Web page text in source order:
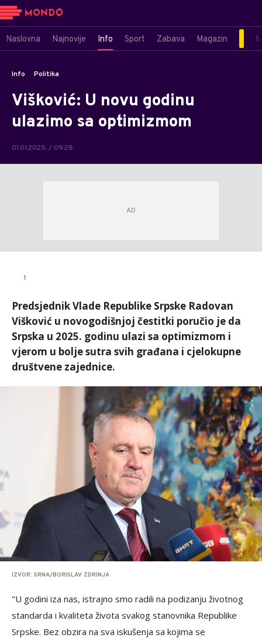
Naslovna Najnovije Info Sport Zabava Magazin
Info Politika
Višković: U novu godinu
ulazimo sa optimizmom
01.01.2025. / 09:28
AUTOR
1
Predsjednik Vlade Republike Srpske Radovan
Višković u novogodišnjoj čestitki poručio je da
Srpska u 2025. godinu ulazi sa optimizmom i
vjerom u bolje sutra svih građana i cjelokupne
društvene zajednice.
IZVOR: SRNA/BORISLAV ZDRINJA
"U godini iza nas, istrajno smo radili na podizanju životnog
standarda i kvaliteta života svakog stanovnika Republike
Srpske. Bez obzira na sva iskušenja sa kojima se